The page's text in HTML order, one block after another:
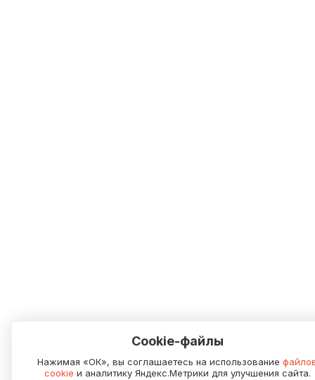
Cookie-файлы
Нажимая «ОК», вы соглашаетесь на использование
cookie и аналитику Яндекс.Метрики для улучшения сайта.